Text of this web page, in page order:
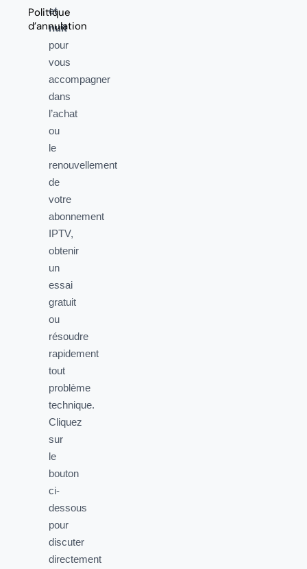
Politique
d’annulation
et
nuit
pour
vous
accompagner
dans
l’achat
ou
le
renouvellement
de
votre
abonnement
IPTV,
obtenir
un
essai
gratuit
ou
résoudre
rapidement
tout
problème
technique.
Cliquez
sur
le
bouton
ci-
dessous
pour
discuter
directement